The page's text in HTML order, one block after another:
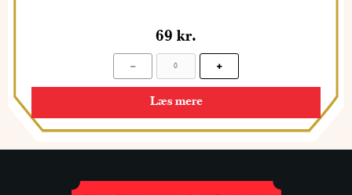
69 kr.
Læs mere